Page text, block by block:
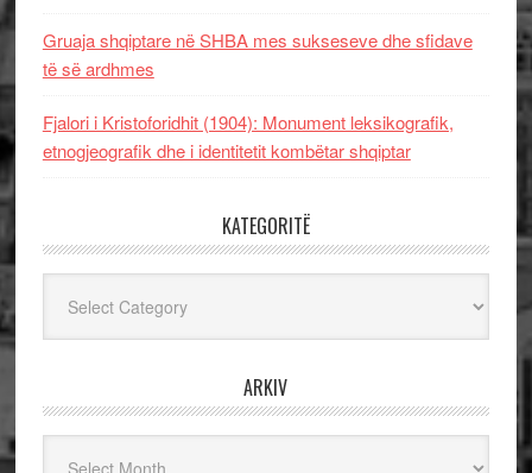
Gruaja shqiptare në SHBA mes sukseseve dhe sfidave
të së ardhmes
Fjalori i Kristoforidhit (1904): Monument leksikografik,
etnogjeografik dhe i identitetit kombëtar shqiptar
KATEGORITË
ARKIV